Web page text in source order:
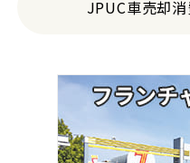
JPUC車売却